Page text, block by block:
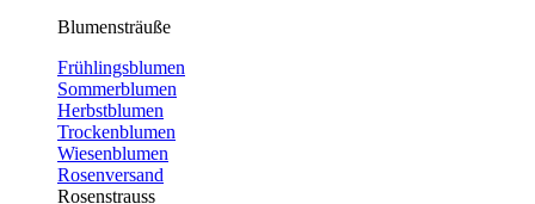
Blumensträuße
Frühlingsblumen
Sommerblumen
Herbstblumen
Trockenblumen
Wiesenblumen
Rosenversand
Rosenstrauss